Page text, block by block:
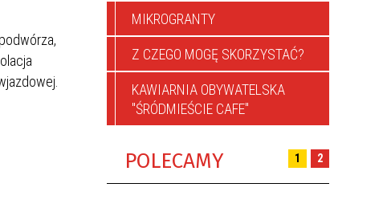
MIKROGRANTY
Z CZEGO MOGĘ SKORZYSTAĆ?
KAWIARNIA OBYWATELSKA
"ŚRÓDMIEŚCIE CAFE"
POLECAMY 1 2